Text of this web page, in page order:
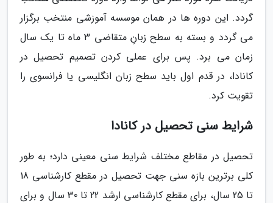
گردد. این دوره ها در همان موسسه آموزشی منتخب برگزار
می گردد و بسته به سطح زبانِ متقاضی 3 ماه تا یک سال
زمان می برد. پس برای عملی کردن تصمیم تحصیل در
کانادا، در قدم اول باید سطح زبان انگلیسی یا فرانسوی را
تقویت کرد.
شرایط سنی تحصیل در کانادا
تحصیل در مقاطع مختلف شرایط سنی معینی دارد؛ به طور
کلی برترین بازه سنی جهت تحصیل در مقطع کارشناسی 18
تا 25 سال، برای مقطع کارشناسی ارشد 22 تا 30 سال و برای